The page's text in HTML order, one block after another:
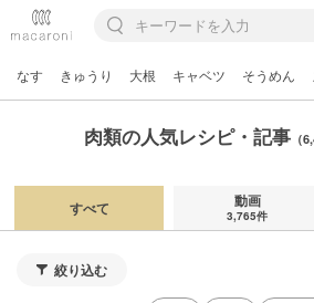
なす きゅうり 大根 キャベツ そうめん
肉類の人気レシピ・記事（
すべて 動画
3,765件
絞り込む